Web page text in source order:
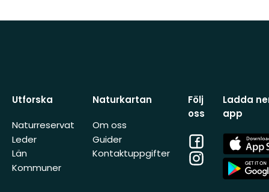
Utforska
Naturreservat
Leder
Län
Kommuner
Naturkartan
Om oss
Guider
Kontaktuppgifter
Följ
oss
Facebook
Instagram
Ladda
app
App
Store
App
Store